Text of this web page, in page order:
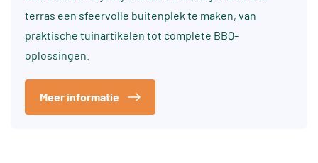
terras een sfeervolle buitenplek te maken, van
praktische tuinartikelen tot complete BBQ-
oplossingen.
Meer informatie